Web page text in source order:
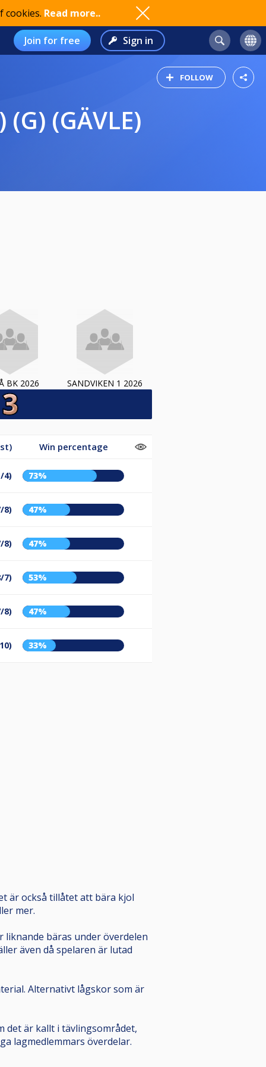
cookies. Read more..
Join for free Sign in
FOLLOW
(G) (GÄVLE)
BK 2026 SANDVIKEN 1 2026
Win percentage
4) 73%
8) 47%
8) 47%
7) 53%
8) 47%
33%
är också tillåtet att bära kjol
mer.
liknande bäras under överdelen
även då spelaren är lutad
Alternativt lågskor som är
det är kallt i tävlingsområdet,
lagmedlemmars överdelar.